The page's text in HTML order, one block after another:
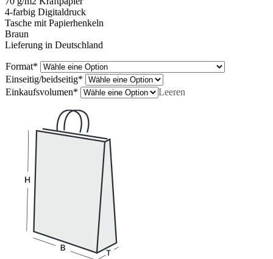
4-farbig Digitaldruck
Tasche mit Papierhenkeln
Braun
Lieferung in Deutschland
Format*
Einseitig/beidseitig*
Einkaufsvolumen* Leeren